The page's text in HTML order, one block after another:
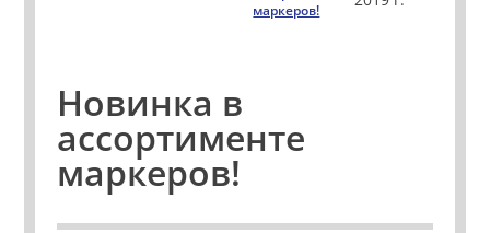
маркеров!
Новинка в
ассортименте
маркеров!